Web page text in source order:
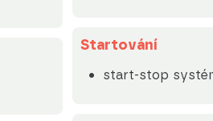
Startování
start-stop